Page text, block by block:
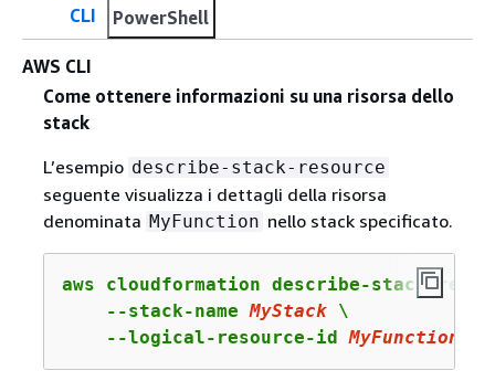
CLI PowerShell
AWS CLI
Come ottenere informazioni su una risorsa dello
stack
L’esempio describe-stack-resource
seguente visualizza i dettagli della risorsa
denominata MyFunction nello stack specificato.
aws cloudformation describe-stack-
    --stack-name
MyStack \
    --logical-resource-id
MyFunction